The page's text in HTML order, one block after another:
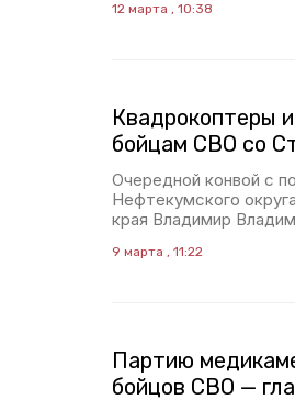
12 марта , 10:38
Квадрокоптеры
бойцам СВО со
Очередной конвой с
Нефтекумского
края Владимир
9 марта , 11:22
Партию
бойцов СВО —